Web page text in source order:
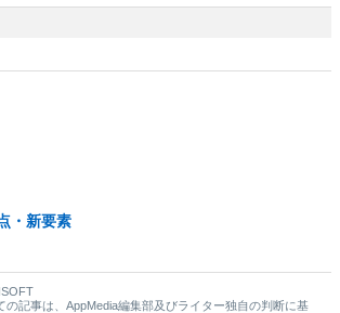
・新要素
記事は、AppMedia編集部及びライター独自の判断に基